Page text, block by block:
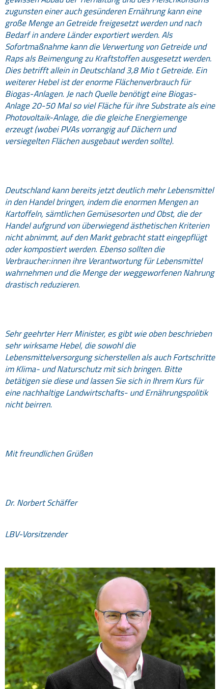
zugunsten einer auch gesünderen Ernährung kann eine
große Menge an Getreide freigesetzt werden und nach
Bedarf in andere Länder exportiert werden. Als
Sofortmaßnahme kann die Verwertung von Getreide und
Raps als Beimengung zu Kraftstoffen ausgesetzt werden.
Dies betrifft allein in Deutschland 3,8 Mio t Getreide. Ein
weiterer Hebel ist der enorme Flächenverbrauch für
Biogas-Anlagen. Je nach Quelle benötigt eine Biogas-
Anlage 20-50 Mal so viel Fläche für ihre Substrate als eine
Photovoltaik-Anlage, die die gleiche Energiemenge
erzeugt (wobei PVAs vorrangig auf Dächern und
versiegelten Flächen ausgebaut werden sollte).
Deutschland kann bereits jetzt deutlich mehr Lebensmittel
in den Handel bringen, indem die enormen Mengen an
Kartoffeln, sämtlichen Gemüsesorten und Obst, die der
Handel aufgrund von überwiegend ästhetischen Kriterien
nicht abnimmt, auf den Markt gebracht statt eingepflügt
oder kompostiert werden. Ebenso sollten die
Verbraucher:innen ihre Verantwortung für Lebensmittel
wahrnehmen und die Menge der weggeworfenen Nahrung
drastisch reduzieren.
Sehr geehrter Herr Minister, es gibt wie oben beschrieben
sehr wirksame Hebel, die sowohl die
Lebensmittelversorgung sicherstellen als auch Fortschritte
im Klima- und Naturschutz mit sich bringen. Bitte
betätigen sie diese und lassen Sie sich in Ihrem Kurs für
eine nachhaltige Landwirtschafts- und Ernährungspolitik
nicht beirren.
Mit freundlichen Grüßen
Dr. Norbert Schäffer
LBV-Vorsitzender